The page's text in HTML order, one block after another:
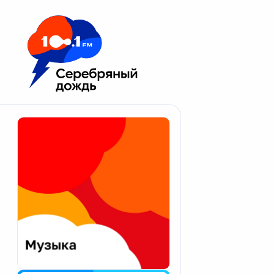
Москва 100.1 FM
Апатиты
Екатеринбург
Калининград
Калуга